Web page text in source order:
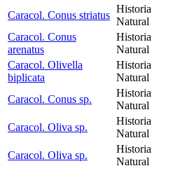
Caracol. Conus striatus
Historia
Natural
Caracol. Conus
arenatus
Historia
Natural
Caracol. Olivella
biplicata
Historia
Natural
Caracol. Conus sp.
Historia
Natural
Caracol. Oliva sp.
Historia
Natural
Caracol. Oliva sp.
Historia
Natural